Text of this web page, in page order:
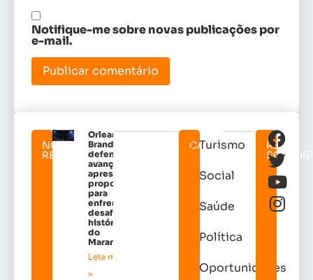
Notifique-me sobre novas publicações por
e-mail.
NOTICIAS
RELACIONADAS
Orleans
Brandão
defende
avanços e
apresenta
propostas
para
enfrentar
desafios
históricos
do
Maranhão
Leia mais
»
CATEGORIAS
Turismo
Social
Saúde
Política
Oportunidades
REDES
SOCIAIS